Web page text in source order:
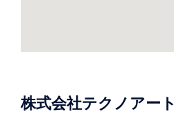
株式会社テクノアート